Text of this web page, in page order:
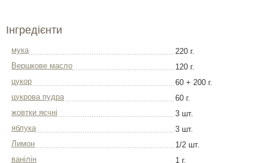
Інгредієнти
мука
220 г.
Вершкове масло
120 г.
цукор
60 + 200 г.
цукрова пудра
60 г.
жовтки яєчні
3 шт.
яблука
3 шт.
Лимон
1/2 шт.
ванілін
1 г.